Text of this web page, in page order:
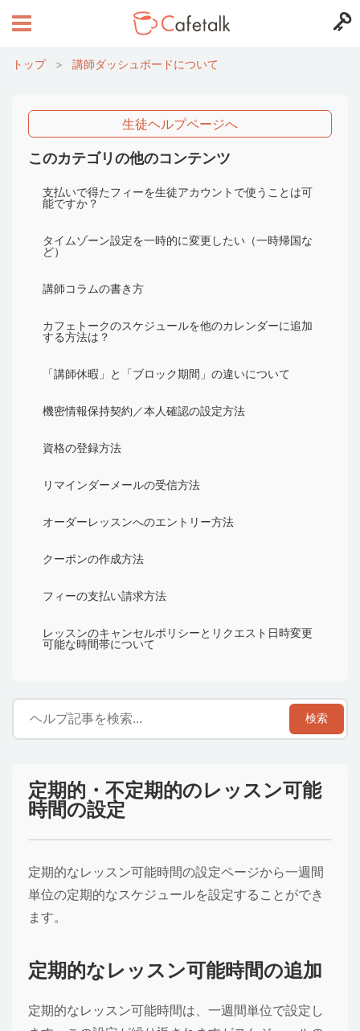
トップ > 講師ダッシュボードについて
生徒ヘルプページへ
このカテゴリの他のコンテンツ
支払いで得たフィーを生徒アカウントで使うことは可
能ですか？
タイムゾーン設定を一時的に変更したい（一時帰国な
ど）
講師コラムの書き方
カフェトークのスケジュールを他のカレンダーに追加
する方法は？
「講師休暇」と「ブロック期間」の違いについて
機密情報保持契約／本人確認の設定方法
資格の登録方法
リマインダーメールの受信方法
オーダーレッスンへのエントリー方法
クーポンの作成方法
フィーの支払い請求方法
レッスンのキャンセルポリシーとリクエスト日時変更
可能な時間帯について
検索
定期的・不定期的のレッスン可能
時間の設定
定期的なレッスン可能時間の設定ページから一週間
単位の定期的なスケジュールを設定することができ
ます。
定期的なレッスン可能時間の追加
定期的なレッスン可能時間は、一週間単位で設定し